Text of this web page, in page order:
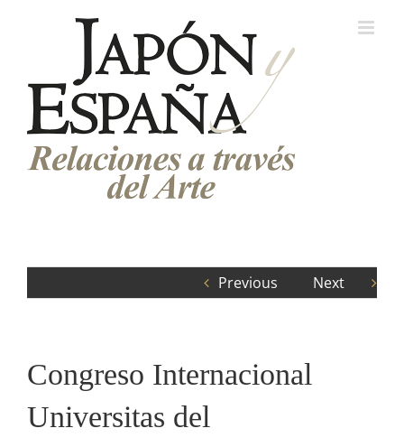
Previous Next
Congreso Internacional
Universitas del